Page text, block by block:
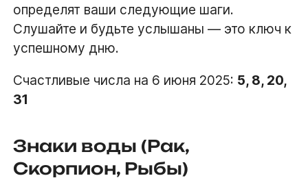
определят ваши следующие шаги.
Слушайте и будьте услышаны — это ключ к
успешному дню.
Счастливые числа на 6 июня 2025: 5, 8, 20,
31
Знаки воды (Рак,
Скорпион, Рыбы)